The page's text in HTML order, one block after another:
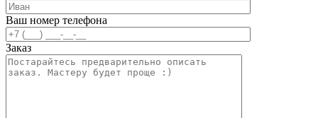
Ваш номер телефона
Заказ